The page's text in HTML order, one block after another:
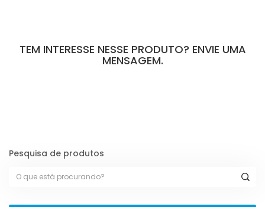
TEM INTERESSE NESSE PRODUTO? ENVIE UMA
MENSAGEM.
Pesquisa de produtos